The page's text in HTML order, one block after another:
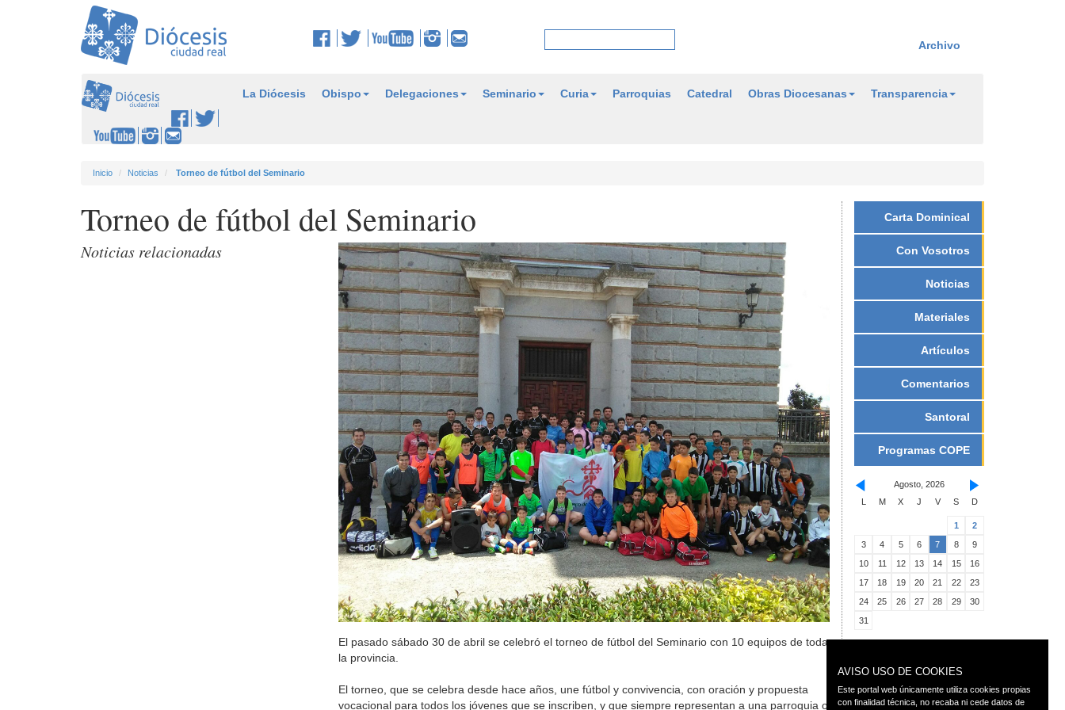
Archivo
La Diócesis Obispo Delegaciones Seminario Curia Parroquias Catedral Obras Diocesanas Transparencia
Inicio Noticias Torneo de fútbol del Seminario
Torneo de fútbol del Seminario
Noticias relacionadas
El pasado sábado 30 de abril se celebró el torneo de fútbol del Seminario con 10 equipos de toda
la provincia.
El torneo, que se celebra desde hace años, une fútbol y convivencia, con oración y propuesta
vocacional para todos los jóvenes que se inscriben, y que siempre representan a una parroquia o
Carta Dominical
Con Vosotros
Noticias
Materiales
Artículos
Comentarios
Santoral
Programas COPE
Agosto, 2026
L
M X J V S D
1
2
3
4 5 6 7 8
9
10
11 12 13 14 15
16
17
18 19 20 21 22
23
24
25 26 27 28 29
30
31
AVISO USO DE COOKIES
Este portal web únicamente utiliza cookies propias
con finalidad técnica, no recaba ni cede datos de